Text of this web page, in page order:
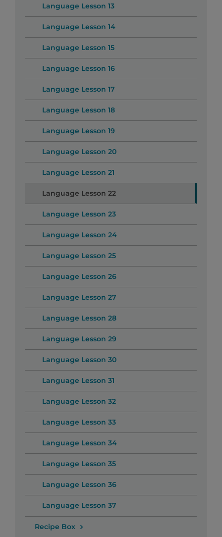
Language Lesson 13
Language Lesson 14
Language Lesson 15
Language Lesson 16
Language Lesson 17
Language Lesson 18
Language Lesson 19
Language Lesson 20
Language Lesson 21
Language Lesson 22
Language Lesson 23
Language Lesson 24
Language Lesson 25
Language Lesson 26
Language Lesson 27
Language Lesson 28
Language Lesson 29
Language Lesson 30
Language Lesson 31
Language Lesson 32
Language Lesson 33
Language Lesson 34
Language Lesson 35
Language Lesson 36
Language Lesson 37
Recipe Box